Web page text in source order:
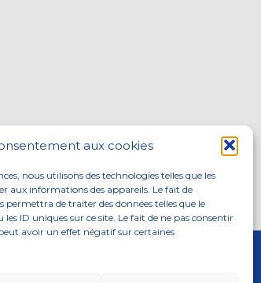
aux cookies
nous utilisons des technologies telles que les
aux informations des appareils. Le fait de
permettra de traiter des données telles que le
ID uniques sur ce site. Le fait de ne pas consentir
avoir un effet négatif sur certaines